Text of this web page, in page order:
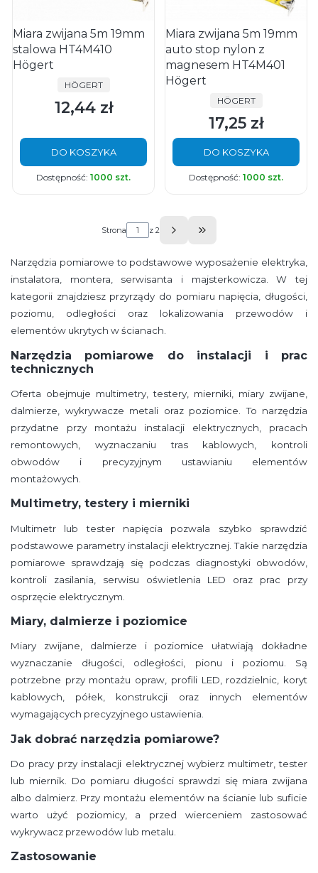
Miara zwijana 5m 19mm
stalowa HT4M410
Högert
PRODUCENT
HÖGERT
Cena
12,44 zł
DO KOSZYKA
Dostępność: 1000 szt.
Miara zwijana 5m 19mm
auto stop nylon z
magnesem HT4M401
Högert
PRODUCENT
HÖGERT
Cena
17,25 zł
DO KOSZYKA
Dostępność: 1000 szt.
Strona z 2
Przejdź do ostatniej
Narzędzia pomiarowe to podstawowe wyposażenie elektryka,
instalatora, montera, serwisanta i majsterkowicza. W tej
kategorii znajdziesz przyrządy do pomiaru napięcia, długości,
poziomu, odległości oraz lokalizowania przewodów i
elementów ukrytych w ścianach.
Narzędzia pomiarowe do instalacji i prac
technicznych
Oferta obejmuje multimetry, testery, mierniki, miary zwijane,
dalmierze, wykrywacze metali oraz poziomice. To narzędzia
przydatne przy montażu instalacji elektrycznych, pracach
remontowych, wyznaczaniu tras kablowych, kontroli
obwodów i precyzyjnym ustawianiu elementów
montażowych.
Multimetry, testery i mierniki
Multimetr lub tester napięcia pozwala szybko sprawdzić
podstawowe parametry instalacji elektrycznej. Takie narzędzia
pomiarowe sprawdzają się podczas diagnostyki obwodów,
kontroli zasilania, serwisu oświetlenia LED oraz prac przy
osprzęcie elektrycznym.
Miary, dalmierze i poziomice
Miary zwijane, dalmierze i poziomice ułatwiają dokładne
wyznaczanie długości, odległości, pionu i poziomu. Są
potrzebne przy montażu opraw, profili LED, rozdzielnic, koryt
kablowych, półek, konstrukcji oraz innych elementów
wymagających precyzyjnego ustawienia.
Jak dobrać narzędzia pomiarowe?
Do pracy przy instalacji elektrycznej wybierz multimetr, tester
lub miernik. Do pomiaru długości sprawdzi się miara zwijana
albo dalmierz. Przy montażu elementów na ścianie lub suficie
warto użyć poziomicy, a przed wierceniem zastosować
wykrywacz przewodów lub metalu.
Zastosowanie